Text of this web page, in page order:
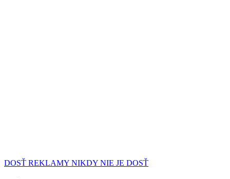
DOSŤ REKLAMY NIKDY NIE JE DOSŤ